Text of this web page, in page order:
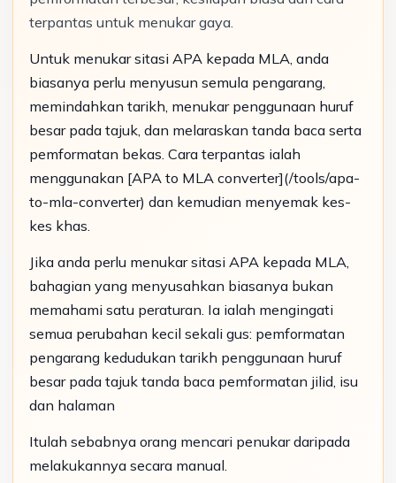
terpantas untuk menukar gaya.
Untuk menukar sitasi APA kepada MLA, anda
biasanya perlu menyusun semula pengarang,
memindahkan tarikh, menukar penggunaan huruf
besar pada tajuk, dan melaraskan tanda baca serta
pemformatan bekas. Cara terpantas ialah
menggunakan [APA to MLA converter](/tools/apa-
to-mla-converter) dan kemudian menyemak kes-
kes khas.
Jika anda perlu menukar sitasi APA kepada MLA,
bahagian yang menyusahkan biasanya bukan
memahami satu peraturan. Ia ialah mengingati
semua perubahan kecil sekali gus: pemformatan
pengarang kedudukan tarikh penggunaan huruf
besar pada tajuk tanda baca pemformatan jilid, isu
dan halaman
Itulah sebabnya orang mencari penukar daripada
melakukannya secara manual.